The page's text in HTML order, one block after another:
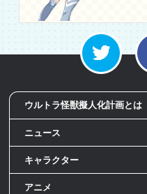
ウルトラ怪獣擬人化計画とは
ニュース
キャラクター
アニメ